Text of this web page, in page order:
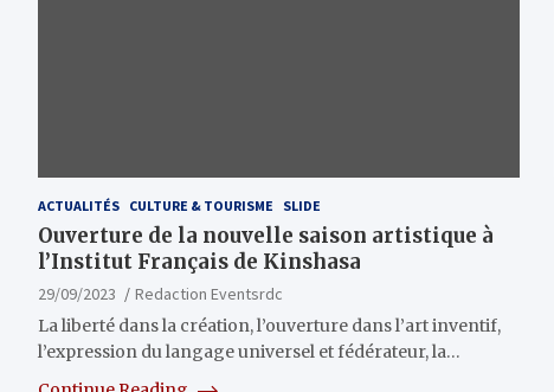
ACTUALITÉS CULTURE & TOURISME SLIDE
Ouverture de la nouvelle saison artistique à
l’Institut Français de Kinshasa
29/09/2023
Redaction Eventsrdc
La liberté dans la création, l’ouverture dans l’art inventif,
l’expression du langage universel et fédérateur, la…